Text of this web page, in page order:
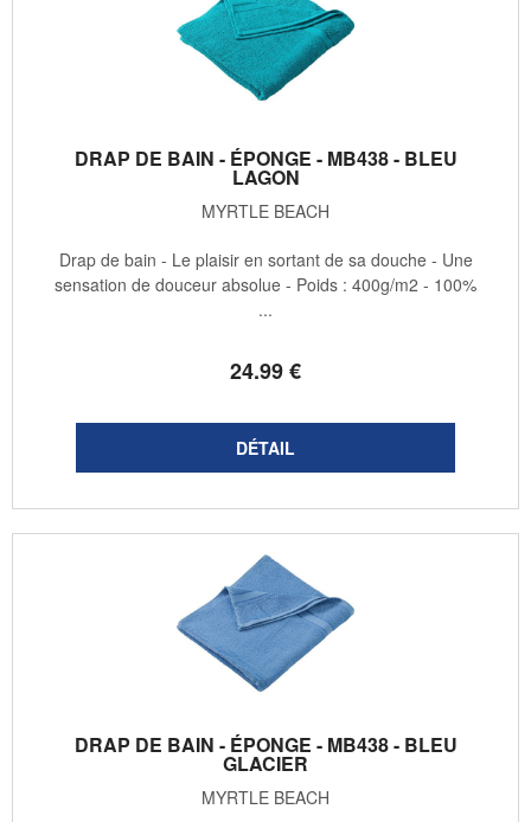
DRAP DE BAIN - ÉPONGE - MB438 - BLEU
LAGON
MYRTLE BEACH
24.99€
Drap de bain - Le plaisir en sortant de sa douche - Une
sensation de douceur absolue - Poids : 400g/m2 - 100%
...
DRAP DE BAIN - ÉPONGE - MB438 - BLEU
GLACIER
MYRTLE BEACH